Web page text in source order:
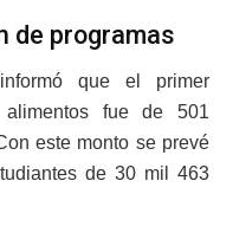
de programas
que el primer
fue de 501
este monto se prevé
de 30 mil 463